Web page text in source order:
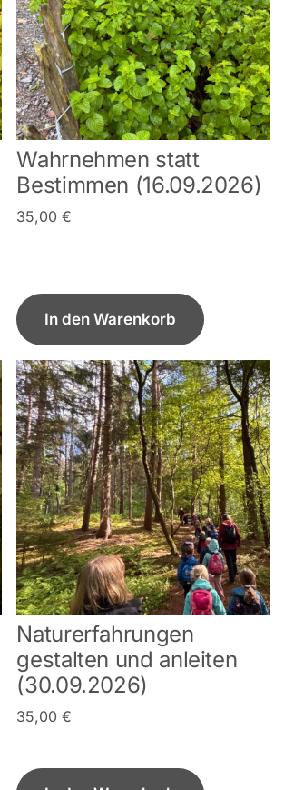
Wahrnehmen statt
Bestimmen (16.09.2026)
35,00€
In den Warenkorb
Naturerfahrungen
gestalten und anleiten
(30.09.2026)
35,00€